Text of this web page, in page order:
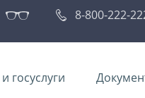
8-800-222-
госуслуги